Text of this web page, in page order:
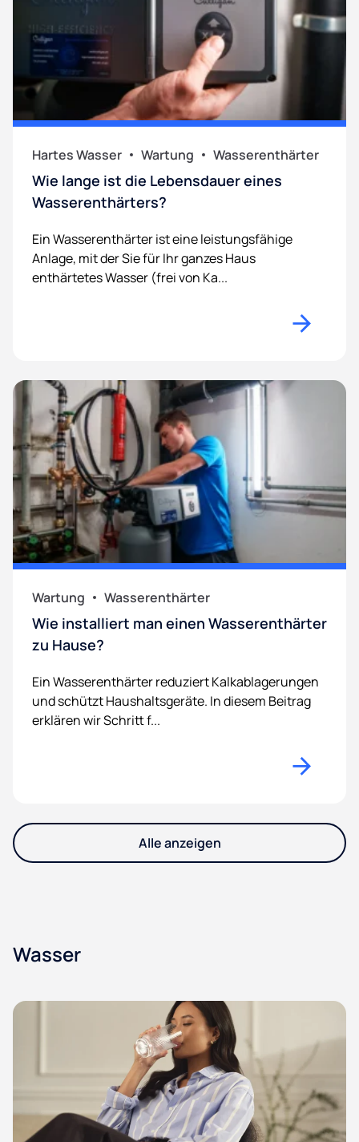
Hartes Wasser Wartung Wasserenthärter
Wie lange ist die Lebensdauer eines
Wasserenthärters?
Ein Wasserenthärter ist eine leistungsfähige
Anlage, mit der Sie für Ihr ganzes Haus
enthärtetes Wasser (frei von Ka...
Wartung Wasserenthärter
Wie installiert man einen Wasserenthärter
zu Hause?
Ein Wasserenthärter reduziert Kalkablagerungen
und schützt Haushaltsgeräte. In diesem Beitrag
erklären wir Schritt f...
Alle anzeigen
Wasser